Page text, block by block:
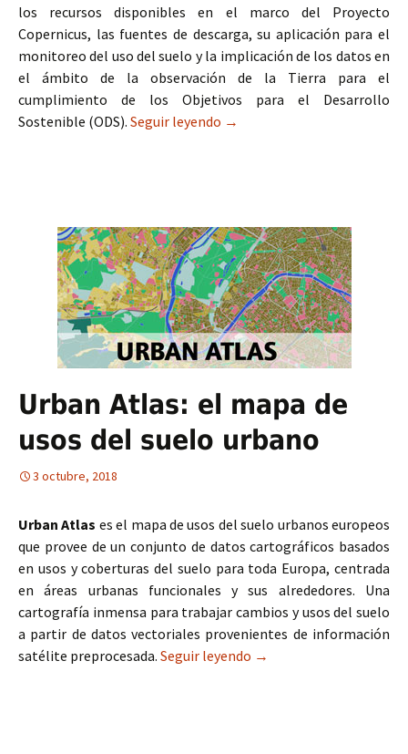
los recursos disponibles en el marco del Proyecto
Copernicus, las fuentes de descarga, su aplicación para el
monitoreo del uso del suelo y la implicación de los datos en
el ámbito de la observación de la Tierra para el
cumplimiento de los Objetivos para el Desarrollo
Sostenible (ODS). Seguir leyendo Libro El Programa
→
Urban Atlas: el mapa de
usos del suelo urbano
3 octubre, 2018
Urban Atlas es el mapa de usos del suelo urbanos europeos
que provee de un conjunto de datos cartográficos basados
en usos y coberturas del suelo para toda Europa, centrada
en áreas urbanas funcionales y sus alrededores. Una
cartografía inmensa para trabajar cambios y usos del suelo
a partir de datos vectoriales provenientes de información
satélite preprocesada. Seguir leyendo Urban Atlas: el mapa de
→